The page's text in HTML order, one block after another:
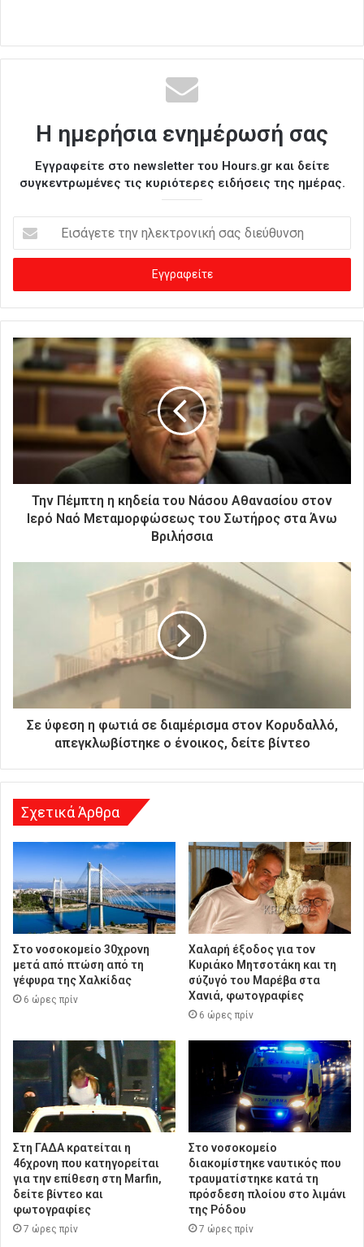
Η ημερήσια ενημέρωσή σας
Εγγραφείτε στο newsletter του Hours.gr και δείτε
συγκεντρωμένες τις κυριότερες ειδήσεις της ημέρας.
σ
γ
ε
ε
τ
η
λ
ε
τ
σ
Την Πέμπτη η κηδεία του Νάσου Αθανασίου στον
Ιερό Ναό Μεταμορφώσεως του Σωτήρος στα Άνω
Βριλήσσια
Σε ύφεση η φωτιά σε διαμέρισμα στον Κορυδαλλό,
απεγκλωβίστηκε ο ένοικος, δείτε βίντεο
Σχετικά Άρθρα
Στο νοσοκομείο 30χρονη
μετά από πτώση από τη
γέφυρα της Χαλκίδας
6 ώρες πρίν
Χαλαρή έξοδος για τον
Κυριάκο Μητσοτάκη και τη
σύζυγό του Μαρέβα στα
Χανιά, φωτογραφίες
6 ώρες πρίν
Στη ΓΑΔΑ κρατείται η
46χρονη που κατηγορείται
για την επίθεση στη Marfin,
δείτε βίντεο και
φωτογραφίες
7 ώρες πρίν
Στο νοσοκομείο
διακομίστηκε ναυτικός που
τραυματίστηκε κατά τη
πρόσδεση πλοίου στο λιμάνι
της Ρόδου
7 ώρες πρίν